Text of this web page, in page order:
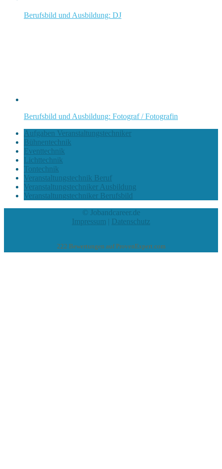
Berufsbild und Ausbildung: DJ
Berufsbild und Ausbildung: Fotograf / Fotografin
Aufgaben Veranstaltungstechniker
Bühnentechnik
Eventtechnik
Lichttechnik
Tontechnik
Veranstaltungstechnik Beruf
Veranstaltungstechniker Ausbildung
Veranstaltungstechniker Berufsbild
© Jobandcareer.de
Impressum | Datenschutz
222 Bewertungen auf ProvenExpert.com